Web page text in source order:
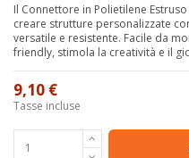
Il Connettore in Polietilene
creare strutture personalizzate
versatile e resistente. Facile da
friendly, stimola la creatività e il
9,10 €
Tasse incluse